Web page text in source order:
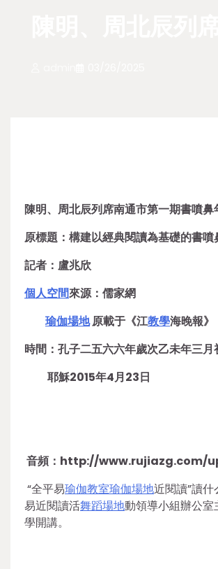
陳明、周北辰列席南通市第一期書噴鼻
原標題：構建以經典閱讀為基礎的書噴
記者：盧兆欣
個人空間來源：儒家網
瑜伽場地原載于《江教學海晚報》
時間：孔子二五六六年歲次乙未年三月
耶穌2015年4月23日
音頻：http://www.rujiazg.com/
“全平易瑜伽教室瑜伽場地近閱讀”讀
易近閱讀活舞蹈場地動領導小組辦公室
學開講。